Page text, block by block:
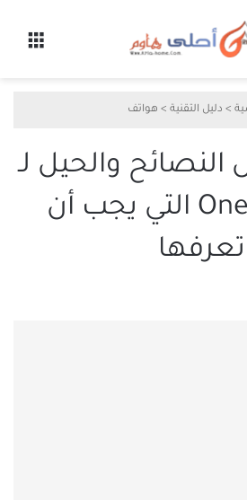
> دليل التقنية > هواتف
النصائح والحيل لـ
OnePlus Pad التي يجب أن
تعرفها